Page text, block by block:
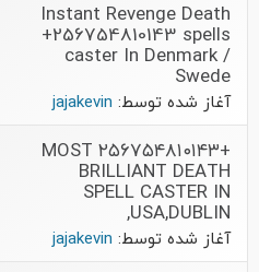
Instant Revenge Death
+256754810143 spells
caster In Denmark /
Swede
آغاز شده توسط: jajakevin
+۲۵۶۷۵۴۸۱۰۱۴۳ MOST
BRILLIANT DEATH
SPELL CASTER IN
USA,DUBLIN,
آغاز شده توسط: jajakevin